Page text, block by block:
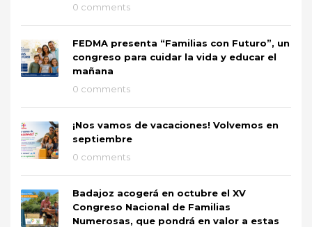
0 comments
FEDMA presenta “Familias con Futuro”, un
congreso para cuidar la vida y educar el
mañana
0 comments
¡Nos vamos de vacaciones! Volvemos en
septiembre
0 comments
Badajoz acogerá en octubre el XV
Congreso Nacional de Familias
Numerosas, que pondrá en valor a estas